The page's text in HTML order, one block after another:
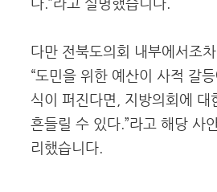
다.”라고 설명했습니다.
다만 전북도의회 내부에서조
“도민을 위한 예산이 사적 갈
식이 퍼진다면, 지방의회에 대
흔들릴 수 있다.”라고 해당 사
리했습니다.